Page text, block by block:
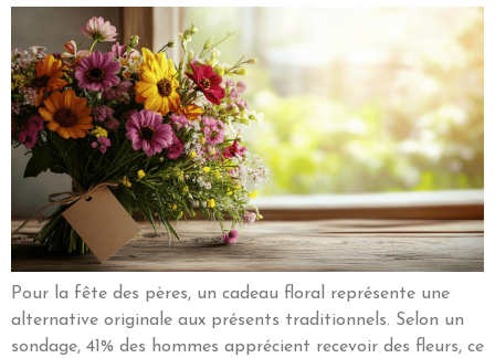
Pour la fête des pères, un cadeau floral représente une
alternative originale aux présents traditionnels. Selon un
sondage, 41% des hommes apprécient recevoir des fleurs, ce